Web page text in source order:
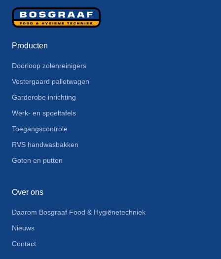
Producten
Doorloop zolenreinigers
Vestergaard palletwagen
Garderobe inrichting
Werk- en spoeltafels
Toegangscontrole
RVS handwasbakken
Goten en putten
Over ons
Daarom Bosgraaf Food & Hygiënetechniek
Nieuws
Contact